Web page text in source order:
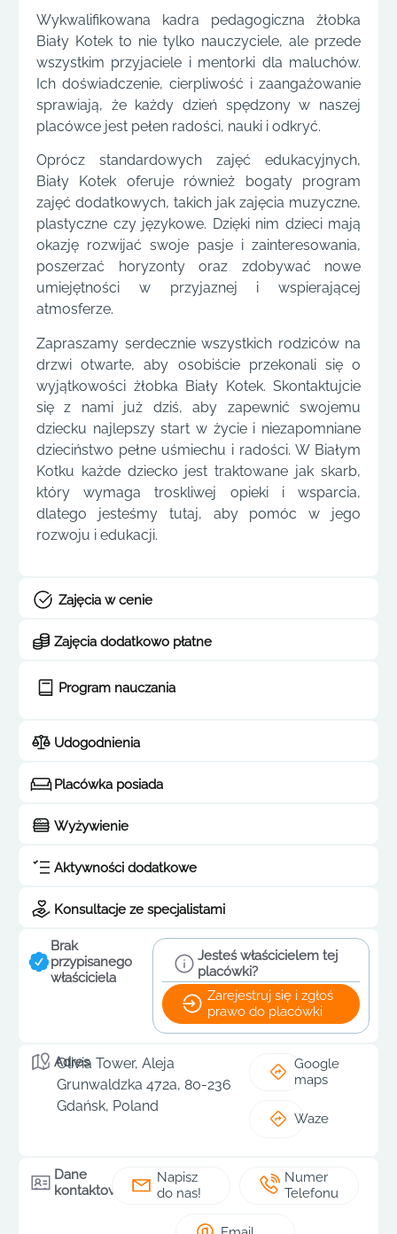
Wykwalifikowana kadra pedagogiczna żłobka
Biały Kotek to nie tylko nauczyciele, ale przede
wszystkim przyjaciele i mentorki dla maluchów.
Ich doświadczenie, cierpliwość i zaangażowanie
sprawiają, że każdy dzień spędzony w naszej
placówce jest pełen radości, nauki i odkryć.
Oprócz standardowych zajęć edukacyjnych,
Biały Kotek oferuje również bogaty program
zajęć dodatkowych, takich jak zajęcia muzyczne,
plastyczne czy językowe. Dzięki nim dzieci mają
okazję rozwijać swoje pasje i zainteresowania,
poszerzać horyzonty oraz zdobywać nowe
umiejętności w przyjaznej i wspierającej
atmosferze.
Zapraszamy serdecznie wszystkich rodziców na
drzwi otwarte, aby osobiście przekonali się o
wyjątkowości żłobka Biały Kotek. Skontaktujcie
się z nami już dziś, aby zapewnić swojemu
dziecku najlepszy start w życie i niezapomniane
dzieciństwo pełne uśmiechu i radości. W Białym
Kotku każde dziecko jest traktowane jak skarb,
który wymaga troskliwej opieki i wsparcia,
dlatego jesteśmy tutaj, aby pomóc w jego
rozwoju i edukacji.
Zajęcia w cenie
Zajęcia dodatkowo płatne
Program nauczania
Udogodnienia
Placówka posiada
Wyżywienie
Aktywności dodatkowe
Konsultacje ze specjalistami
Brak
przypisanego
właściciela
Jesteś właścicielem tej
placówki?
Zarejestruj się i zgłoś
prawo do placówki
Adres
Olivia Tower, Aleja
Grunwaldzka 472a, 80-236
Gdańsk, Poland
Google
maps
Waze
Dane
kontaktowe
Napisz
do nas!
Numer
Telefonu